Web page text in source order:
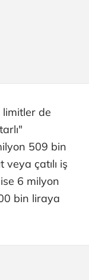
limitler de
509 bin
çatılı iş
6 milyon
bin liraya